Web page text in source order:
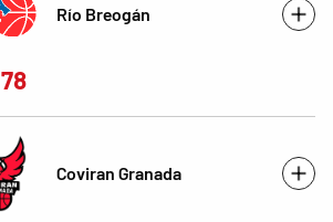
Río Breogán
78
Coviran Granada